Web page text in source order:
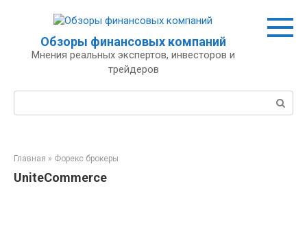
контентуОбзоры финансовых компаний
Мнения реальных экспертов, инвесторов и
трейдеров
Главная » Форекс брокеры
UniteCommerce